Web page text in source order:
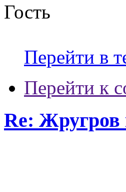
Гость
Перейти в
Перейти к
Re: Жругров